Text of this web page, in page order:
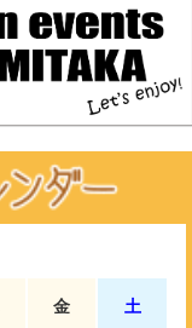
金 土